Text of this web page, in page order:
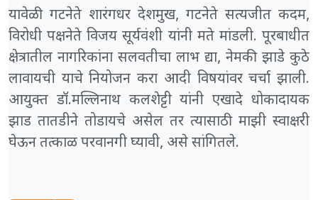
यावेळी गटनेते शारंगधर देशमुख, गटनेते सत्यजीत कदम,
विरोधी पक्षनेते विजय सूर्यवंशी यांनी मते मांडली. पूरबाधीत
क्षेत्रातील नागरिकांना सलवतीचा लाभ द्या, नेमकी झाडे कुठे
लावायची याचे नियोजन करा आदी विषयांवर चर्चा झाली.
आयुक्त डॉ.मल्लिनाथ कलशेट्टी यांनी एखादे धोकादायक
झाड तातडीने तोडायचे असेल तर त्यासाठी माझी स्वाक्षरी
घेऊन तत्काळ परवानगी घ्यावी, असे सांगितले.